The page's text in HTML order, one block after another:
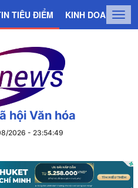
TIÊU ĐIỂM KINH DOANH
hội Văn hóa
2026 - 23:54:50